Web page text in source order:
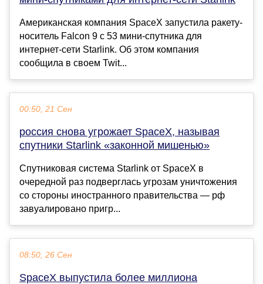
Американская компания SpaceX запустила ракету-
носитель Falcon 9 с 53 мини-спутника для
интернет-сети Starlink. Об этом компания
сообщила в своем Twit...
00:50, 21 Сен
россия снова угрожает SpaceX, называя
спутники Starlink «законной мишенью»
Спутниковая система Starlink от SpaceX в
очередной раз подверглась угрозам уничтожения
со стороны иностранного правительства — рф
завуалировано пригр...
08:50, 26 Сен
SpaceX выпустила более миллиона